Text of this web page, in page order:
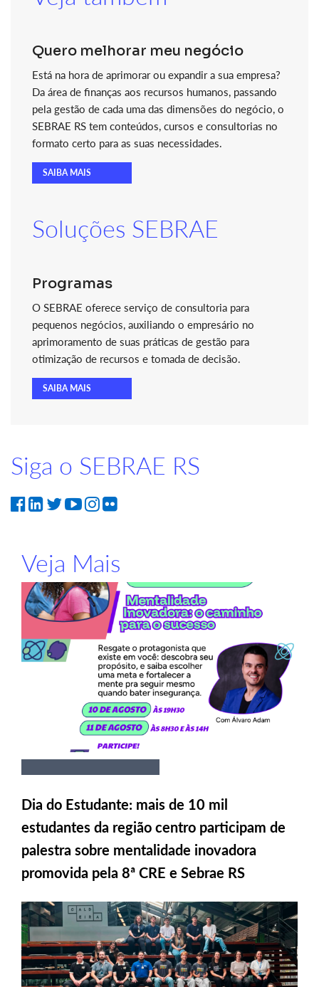
Quero melhorar meu negócio
Está na hora de aprimorar ou expandir a sua empresa?
Da área de finanças aos recursos humanos, passando
pela gestão de cada uma das dimensões do negócio, o
SEBRAE RS tem conteúdos, cursos e consultorias no
formato certo para as suas necessidades.
SAIBA MAIS
Soluções SEBRAE
Programas
O SEBRAE oferece serviço de consultoria para
pequenos negócios, auxiliando o empresário no
aprimoramento de suas práticas de gestão para
otimização de recursos e tomada de decisão.
SAIBA MAIS
Siga o SEBRAE RS
Veja Mais
Dia do Estudante: mais de 10 mil
estudantes da região centro participam de
palestra sobre mentalidade inovadora
promovida pela 8ª CRE e Sebrae RS